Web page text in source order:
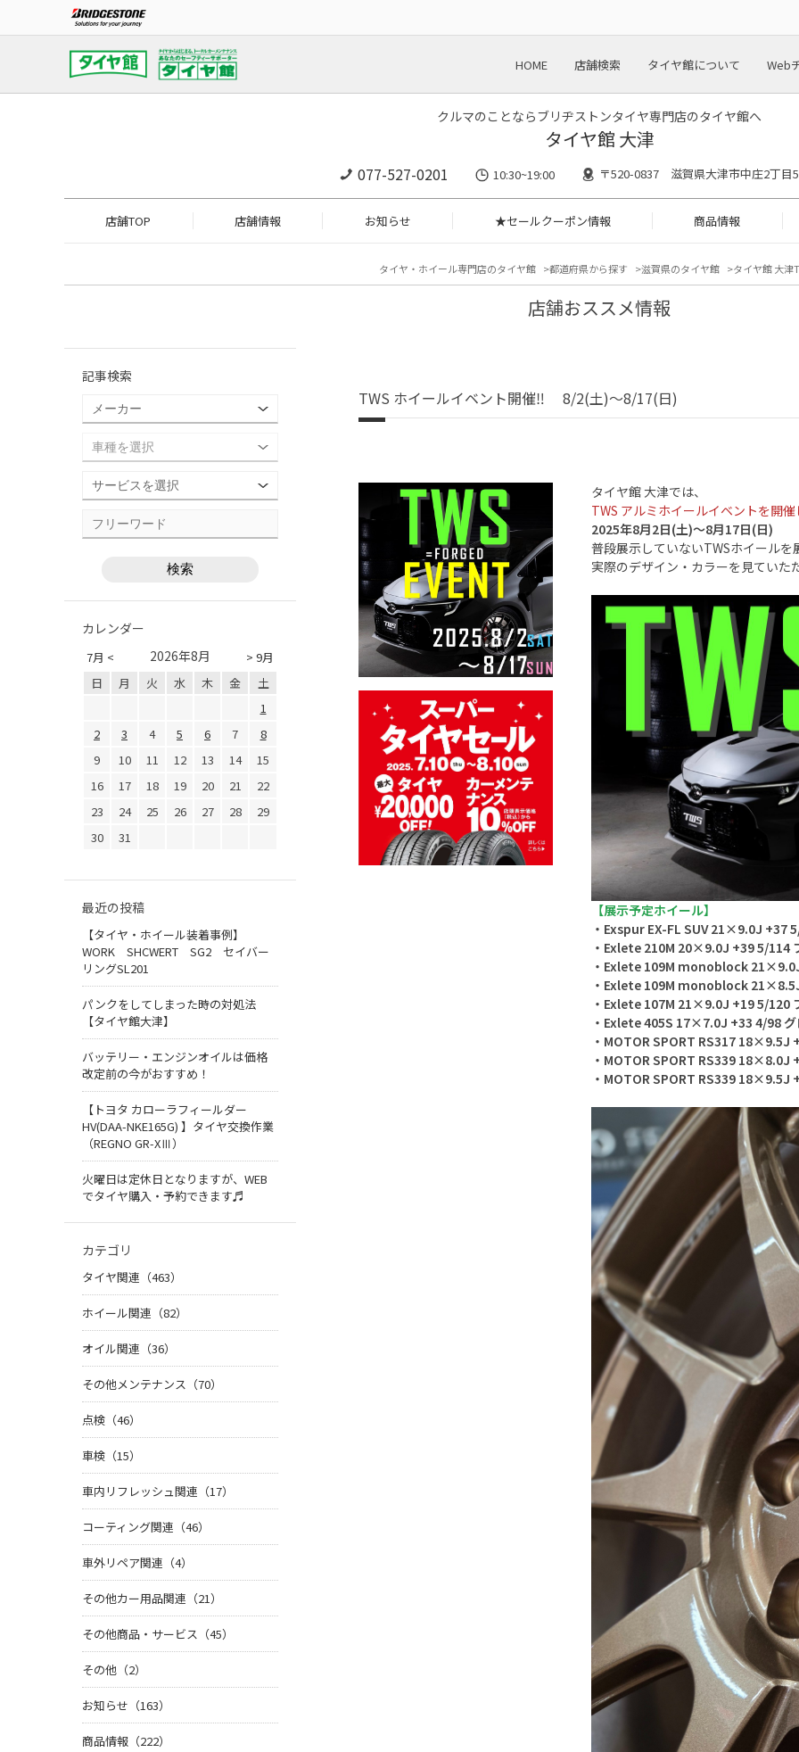
HOME 店舗検索 タイヤ館について Web
クルマのことならブリヂストンタイヤ専門店のタイヤ館へ
タイヤ館 大津
077-527-0201 10:30~19:00 〒520-0837 滋賀県大津市中庄2丁目
店舗TOP 店舗情報 お知らせ ★セールクーポン情報 商品情報
タイヤ・ホイール専門店のタイヤ館 都道府県から探す 滋賀県のタイヤ館 タイヤ館 大津
店舗おススメ情報
TWS ホイールイベント開催‼ 8/2(土)～8/17(日)
タイヤ館 大津では、
TWS アルミホイールイベントを開
2025年8月2日(土)～8月17日(日)
普段展示していないTWSホイール
実際のデザイン・カラーを見ていた
【展示予定ホイール】
・Exspur EX-FL SUV 21×9.0J +37
・Exlete 210M 20×9.0J +39 5/114
・Exlete 109M monoblock
・Exlete 109M monoblock
・Exlete 107M 21×9.0J +19 5/120
・Exlete 405S 17×7.0J +33 4/98
・MOTOR SPORT RS317 18×9.5J
・MOTOR SPORT RS339 18×8.0J
・MOTOR SPORT RS339 18×9.5J
記事検索
カレンダー
7月 < > 9月
2026年8月
日 月 火 水 木 金
土
1
2
3 4 5 6 7
8
9
10 11 12 13 14
15
16
17 18 19 20 21
22
23
24 25 26 27 28
29
30
31
最近の投稿
【タイヤ・ホイール装着事例】
WORK SHCWERT SG2 セイバー
リングSL201
パンクをしてしまった時の対処法
【タイヤ館大津】
バッテリー・エンジンオイルは価格
改定前の今がおすすめ！
【トヨタ カローラフィールダー
HV(DAA-NKE165G) 】タイヤ交換作業
（REGNO GR-XⅢ）
火曜日は定休日となりますが、WEB
でタイヤ購入・予約できます♬
カテゴリ
タイヤ関連（463）
ホイール関連（82）
オイル関連（36）
その他メンテナンス（70）
点検（46）
車検（15）
車内リフレッシュ関連（17）
コーティング関連（46）
車外リペア関連（4）
その他カー用品関連（21）
その他商品・サービス（45）
その他（2）
お知らせ（163）
商品情報（222）